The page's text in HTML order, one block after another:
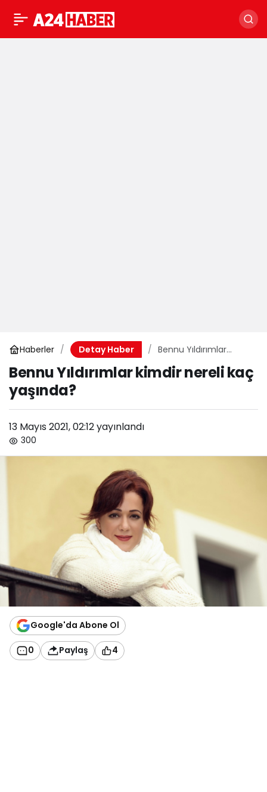
Haberler Detay Haber
Bennu Yıldırımlar
yaşında?
Bennu Yıldırımlar kimdir nereli kaç
yaşında?
13 Mayıs 2021, 02:12yayınlandı
300
Google'da Abone Ol
0 Paylaş 4